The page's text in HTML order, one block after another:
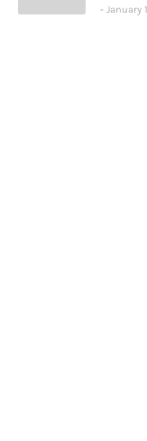
January